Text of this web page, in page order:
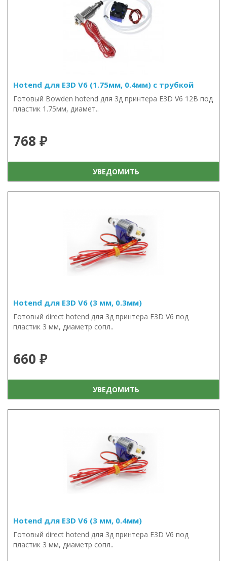
Hotend для E3D V6 (1.75мм, 0.4мм) с трубкой
Готовый Bowden hotend для 3д принтера E3D V6 12В под
пластик 1.75мм, диамет..
768 ₽
УВЕДОМИТЬ
Hotend для E3D V6 (3 мм, 0.3мм)
Готовый direct hotend для 3д принтера E3D V6 под
пластик 3 мм, диаметр сопл..
660 ₽
УВЕДОМИТЬ
Hotend для E3D V6 (3 мм, 0.4мм)
Готовый direct hotend для 3д принтера E3D V6 под
пластик 3 мм, диаметр сопл..